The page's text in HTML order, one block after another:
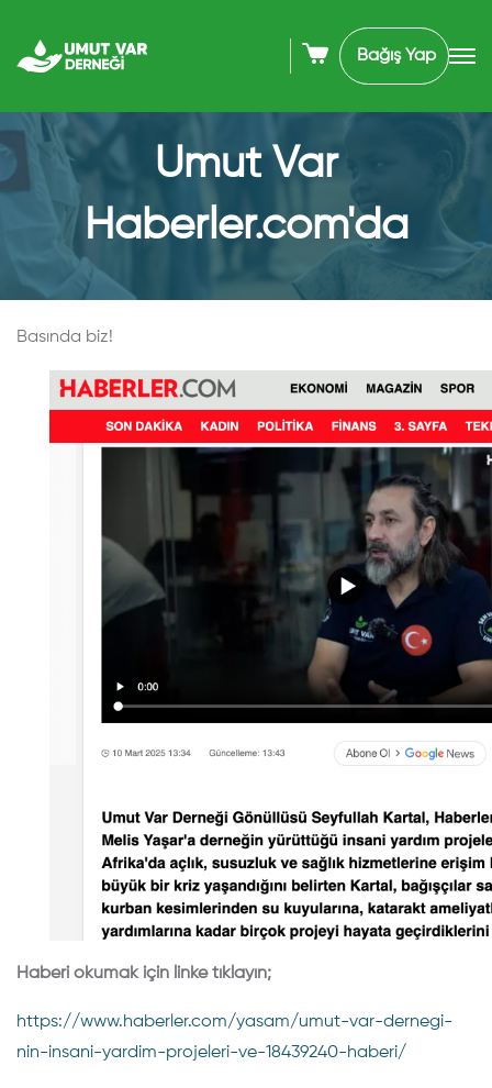
Bağış Yap
Umut Var
Haberler.com'da
Basında biz!
Haberi okumak için linke tıklayın;
https://www.haberler.com/yasam/umut-var-dernegi-
nin-insani-yardim-projeleri-ve-18439240-haberi/